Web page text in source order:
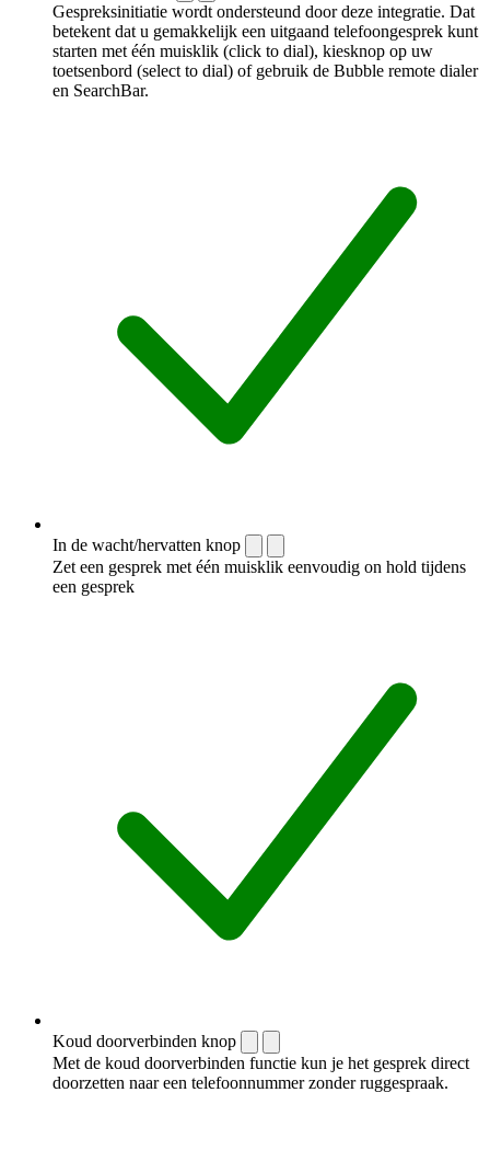
Gespreksinitiatie wordt ondersteund door deze integratie. Dat
betekent dat u gemakkelijk een uitgaand telefoongesprek kunt
starten met één muisklik (click to dial), kiesknop op uw
toetsenbord (select to dial) of gebruik de Bubble remote dialer
en SearchBar.
In de wacht/hervatten knop
Zet een gesprek met één muisklik eenvoudig on hold tijdens
een gesprek
Koud doorverbinden knop
Met de koud doorverbinden functie kun je het gesprek direct
doorzetten naar een telefoonnummer zonder ruggespraak.